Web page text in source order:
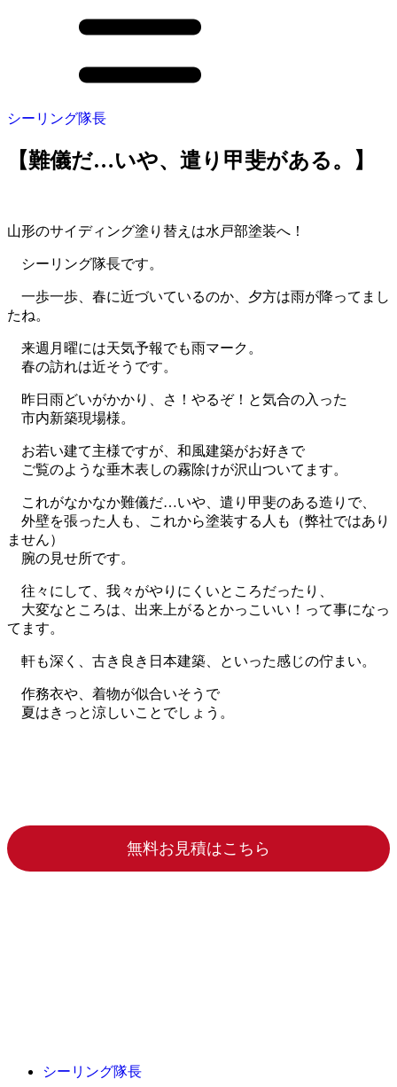
シーリング隊長
【難儀だ…いや、遣り甲斐がある。】
山形のサイディング塗り替えは水戸部塗装へ！
シーリング隊長です。
一歩一歩、春に近づいているのか、夕方は雨が降ってまし
たね。
来週月曜には天気予報でも雨マーク。
春の訪れは近そうです。
昨日雨どいがかかり、さ！やるぞ！と気合の入った
市内新築現場様。
お若い建て主様ですが、和風建築がお好きで
ご覧のような垂木表しの霧除けが沢山ついてます。
これがなかなか難儀だ…いや、遣り甲斐のある造りで、
外壁を張った人も、これから塗装する人も（弊社ではあり
ません）
腕の見せ所です。
往々にして、我々がやりにくいところだったり、
大変なところは、出来上がるとかっこいい！って事になっ
てます。
軒も深く、古き良き日本建築、といった感じの佇まい。
作務衣や、着物が似合いそうで
夏はきっと涼しいことでしょう。
無料お見積はこちら
シーリング隊長